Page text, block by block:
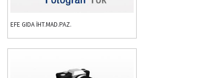
EFE GIDA İHT.MAD.PAZ.